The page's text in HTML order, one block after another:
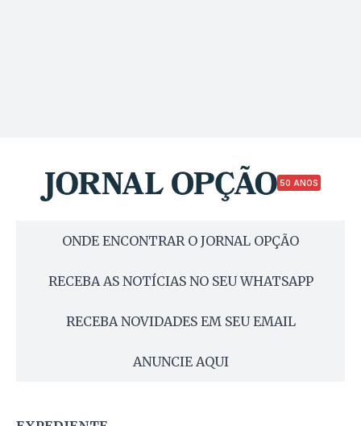
50 ANOS
ONDE ENCONTRAR O JORNAL OPÇÃO
RECEBA AS NOTÍCIAS NO SEU WHATSAPP
RECEBA NOVIDADES EM SEU EMAIL
ANUNCIE AQUI